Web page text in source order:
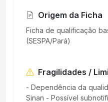
Origem da Ficha
Ficha de qualificação
(SESPA/Pará)
Fragilidades /
- Dependência da
Sinan - Possível